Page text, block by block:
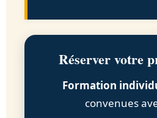
Réserver votre
Formation
convenues